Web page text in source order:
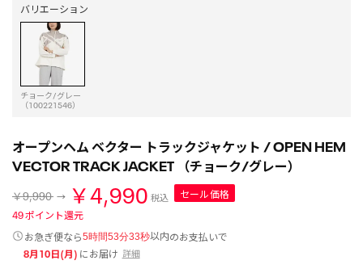
バリエーション
チョーク/グレー
（100221546）
オープンヘム ベクター トラックジャケット / OPEN HEM
VECTOR TRACK JACKET （チョーク/グレー）
￥9,990 ￥4,990 税込
セール価格
49ポイント還元
お急ぎ便なら5時間53分33秒以内のお支払いで
8月10日(月) にお届け 詳細